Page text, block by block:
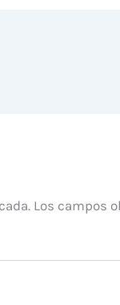
Los campos